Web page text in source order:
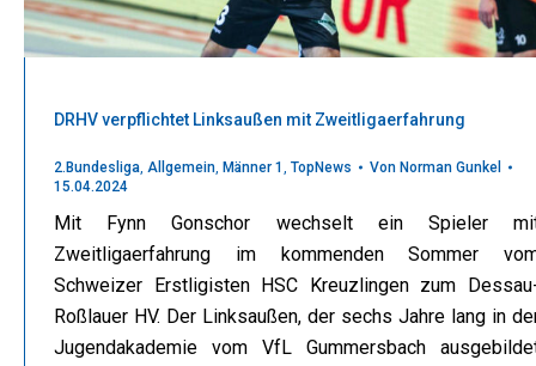
DRHV verpflichtet Linksaußen mit Zweitligaerfahrung
2.Bundesliga, Allgemein, Männer 1 , TopNews Von Norman Gunkel
15.04.2024
Mit Fynn Gonschor wechselt ein Spieler
Zweitligaerfahrung im kommenden Sommer
Schweizer Erstligisten HSC Kreuzlingen zum
Roßlauer HV. Der Linksaußen, der sechs Jahre lang in
Jugendakademie vom VfL Gummersbach